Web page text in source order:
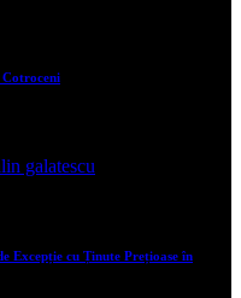
Cotroceni
Excepție cu Ținute Prețioase în